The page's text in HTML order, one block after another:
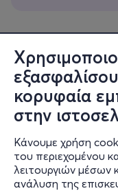
κορυφαία
στην
Κάνουμε χρήση
του περιεχομένου
λειτουργιών μέσων
ανάλυση της
Πληροφορίες
Υποστήριξη
Stay Connected